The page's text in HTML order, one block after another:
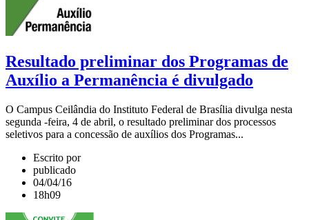
Resultado preliminar dos Programas de
Auxílio a Permanência é divulgado
O Campus Ceilândia do Instituto Federal de Brasília divulga nesta
segunda -feira, 4 de abril, o resultado preliminar dos processos
seletivos para a concessão de auxílios dos Programas...
Escrito por
publicado
04/04/16
18h09